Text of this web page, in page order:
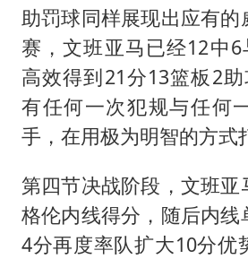
助罚球同样展现出应有的
赛，文班亚马已经12中6
高效得到21分13篮板2
有任何一次犯规与任何
手，在用极为明智的方式
第四节决战阶段，文班
格伦内线得分，随后内
4分再度率队扩大10分优